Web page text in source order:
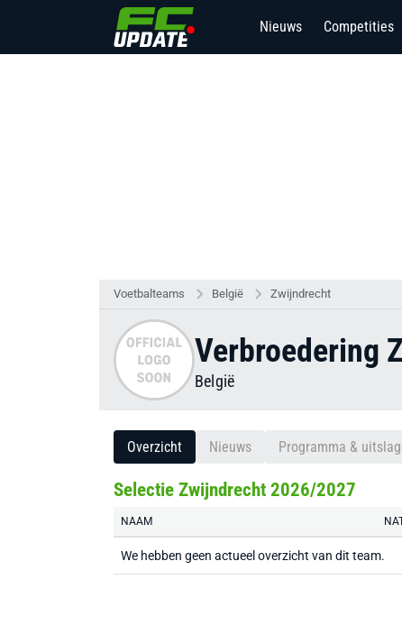
Nieuws Competities
Voetbalteams België Zwijndrecht
Verbroedering
België
Overzicht Nieuws Programma &
Selectie Zwijndrecht 2026/2027
NAAM
We hebben geen actueel overzicht van dit team.